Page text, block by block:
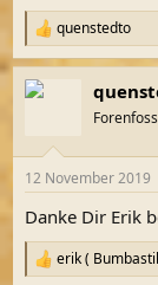
R
e
a
k
e
:
quenstedto
12 November 2019
Danke Dir Erik
R
erik (